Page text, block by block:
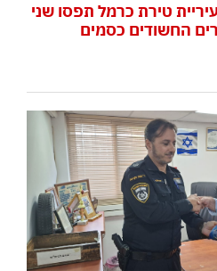
טירת כרמל תפסו שני
החשודים כסמים